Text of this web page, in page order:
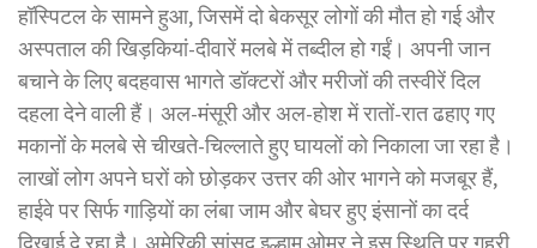
हॉस्पिटल के सामने हुआ, जिसमें दो बेकसूर लोगों की मौत हो गई और
अस्पताल की खिड़कियां-दीवारें मलबे में तब्दील हो गईं। अपनी जान
बचाने के लिए बदहवास भागते डॉक्टरों और मरीजों की तस्वीरें दिल
दहला देने वाली हैं। अल-मंसूरी और अल-होश में रातों-रात ढहाए गए
मकानों के मलबे से चीखते-चिल्लाते हुए घायलों को निकाला जा रहा है।
लाखों लोग अपने घरों को छोड़कर उत्तर की ओर भागने को मजबूर हैं,
हाईवे पर सिर्फ गाड़ियों का लंबा जाम और बेघर हुए इंसानों का दर्द